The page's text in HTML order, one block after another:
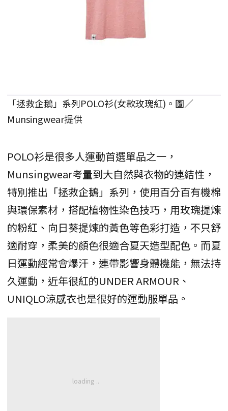
「拯救企鵝」系列POLO衫(女款玫瑰紅)。圖／
Munsingwear提供
POLO衫是很多人運動首選單品之一，
Munsingwear考量到大自然與衣物的連結性，
特別推出「拯救企鵝」系列，使用百分百有機棉
與環保素材，搭配植物性染色技巧，用玫瑰提煉
的粉紅、向日葵提煉的黃色等色彩打造，不只舒
適耐穿，柔美的顏色很適合夏天造型配色。而夏
日運動經常會爆汗，連帶影響身體機能，無法持
久運動，近年很紅的UNDER ARMOUR、
UNIQLO涼感衣也是很好的運動服單品。